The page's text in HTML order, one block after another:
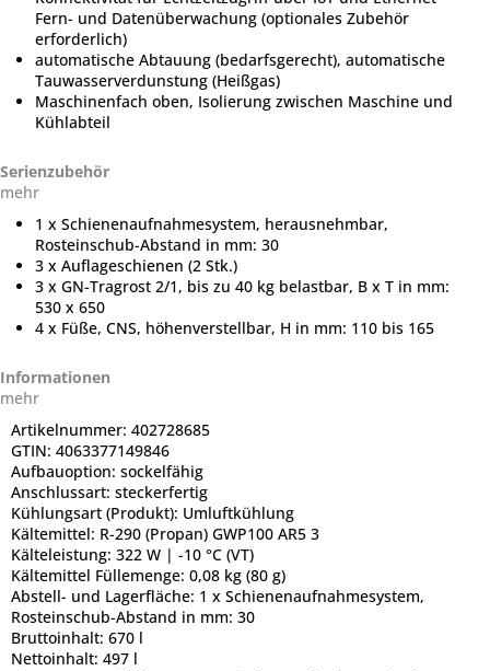
Fern- und Datenüberwachung (optionales Zubehör
erforderlich)
automatische Abtauung (bedarfsgerecht), automatische
Tauwasserverdunstung (Heißgas)
Maschinenfach oben, Isolierung zwischen Maschine und
Kühlabteil
Serienzubehör
mehr
1 x Schienenaufnahmesystem, herausnehmbar,
Rosteinschub-Abstand in mm: 30
3 x Auflageschienen (2 Stk.)
3 x GN-Tragrost 2/1, bis zu 40 kg belastbar, B x T in mm:
530 x 650
4 x Füße, CNS, höhenverstellbar, H in mm: 110 bis 165
Informationen
mehr
Artikelnummer: 402728685
GTIN: 4063377149846
Aufbauoption: sockelfähig
Anschlussart: steckerfertig
Kühlungsart (Produkt): Umluftkühlung
Kältemittel: R-290 (Propan) GWP100 AR5 3
Kälteleistung: 322 W | -10 °C (VT)
Kältemittel Füllemenge: 0,08 kg (80 g)
Abstell- und Lagerfläche: 1 x Schienenaufnahmesystem,
Rosteinschub-Abstand in mm: 30
Bruttoinhalt: 670 l
Nettoinhalt: 497 l